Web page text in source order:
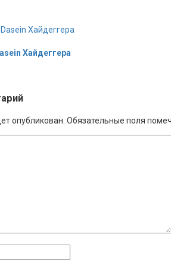
Хайдеггера
опубликован. Обязательные поля